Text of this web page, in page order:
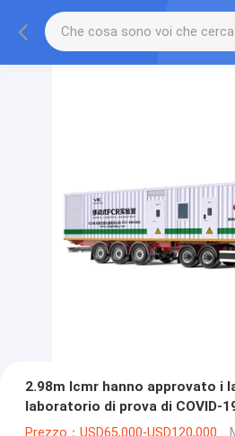
2.98m Icmr hanno approvato i
laboratorio di prova di COVID-
Prezzo：USD65,000-USD120,000